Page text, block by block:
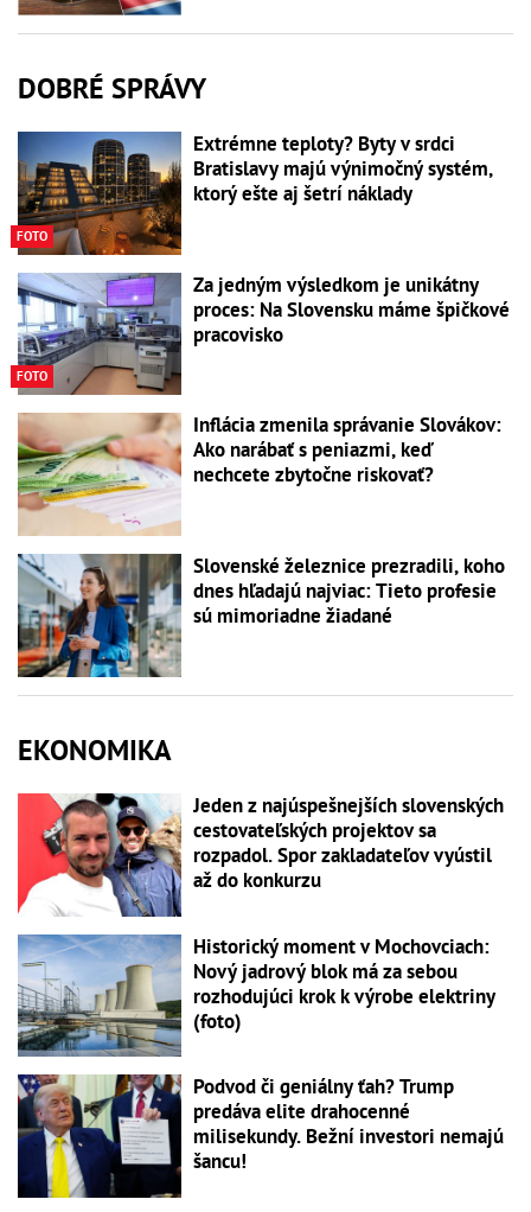
DOBRÉ SPRÁVY
FOTO
Extrémne teploty? Byty v srdci
Bratislavy majú výnimočný systém,
ktorý ešte aj šetrí náklady
FOTO
Za jedným výsledkom je unikátny
proces: Na Slovensku máme špičkové
pracovisko
Inflácia zmenila správanie Slovákov:
Ako narábať s peniazmi, keď
nechcete zbytočne riskovať?
Slovenské železnice prezradili, koho
dnes hľadajú najviac: Tieto profesie
sú mimoriadne žiadané
EKONOMIKA
Jeden z najúspešnejších slovenských
cestovateľských projektov sa
rozpadol. Spor zakladateľov vyústil
až do konkurzu
Historický moment v Mochovciach:
Nový jadrový blok má za sebou
rozhodujúci krok k výrobe elektriny
(foto)
Podvod či geniálny ťah? Trump
predáva elite drahocenné
milisekundy. Bežní investori nemajú
šancu!